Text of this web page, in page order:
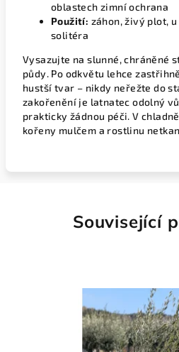
oblastech zimní ochrana
Použití: záhon, živý plot,
solitéra
Vysazujte na slunné, chráněné
půdy. Po odkvětu lehce
hustší tvar – nikdy neřežte do
zakořenění je latnatec odolný
prakticky žádnou péči. V
kořeny mulčem a rostlinu
Související